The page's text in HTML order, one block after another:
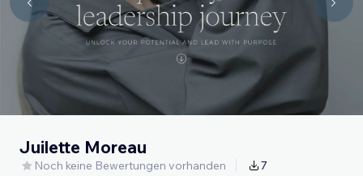
Juilette Moreau
Noch keine Bewertungen vorhanden 7